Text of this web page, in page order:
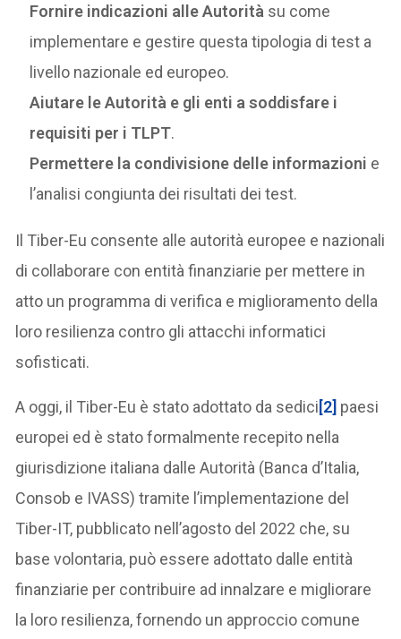
Fornire indicazioni alle Autorità su come
implementare e gestire questa tipologia di test a
livello nazionale ed europeo.
Aiutare le Autorità e gli enti a soddisfare i
requisiti per i TLPT.
Permettere la condivisione delle informazioni e
l’analisi congiunta dei risultati dei test.
Il Tiber-Eu consente alle autorità europee e nazionali
di collaborare con entità finanziarie per mettere in
atto un programma di verifica e miglioramento della
loro resilienza contro gli attacchi informatici
sofisticati.
A oggi, il Tiber-Eu è stato adottato da sedici[2] paesi
europei ed è stato formalmente recepito nella
giurisdizione italiana dalle Autorità (Banca d’Italia,
Consob e IVASS) tramite l’implementazione del
Tiber-IT, pubblicato nell’agosto del 2022 che, su
base volontaria, può essere adottato dalle entità
finanziarie per contribuire ad innalzare e migliorare
la loro resilienza, fornendo un approccio comune